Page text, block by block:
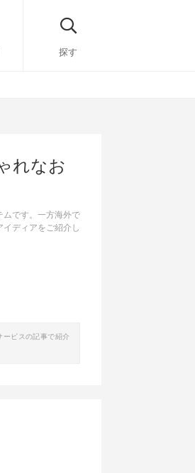
探す
れなお
ムです。一方海外で
ディアをご紹介し
ビスの記事で紹介